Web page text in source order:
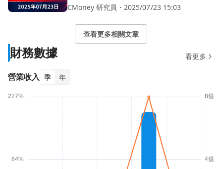
CMoney 研究員 ・ 2025/07/23 15:03
查看更多相關文章
財務數據 看更多
營業收入 季 年